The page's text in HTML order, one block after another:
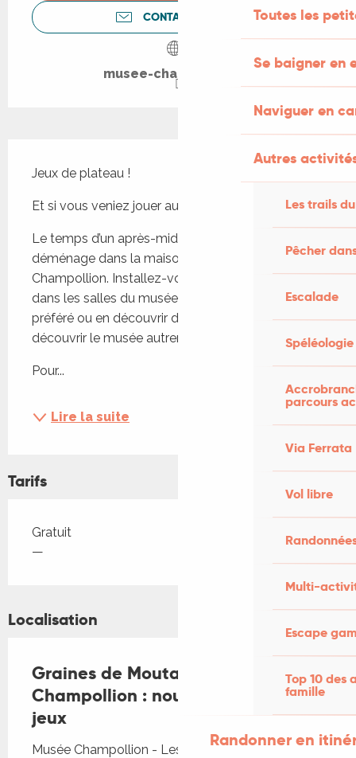
Toutes les
Se baigner en
Naviguer en
Autres
Les trails
Pêcher
Escalade
Spéléologie
parcours
Via Ferrata
Vol libre
Multi-
Escape
Top 10 des
famille
Randonner en
CONTACTEZ-NOUS
musee-champollion.fr
Jeux de plateau !
Et si vous veniez jouer au musée ?
Le temps d’un après-midi, la ludothèque
déménage dans la maison natale de
Champollion. Installez-vous confortablement
dans les salles du musée pour jouer à votre jeu
préféré ou en découvrir de nouveaux. De quoi
découvrir le musée autrement!
Pour...
Lire la suite
Tarifs
Tarifs 2026
Gratuit
—
Localisation
Graines de Moutards au musée
Champollion : nouveau terrain de
jeux
Musée Champollion - Les Écritures du Monde,